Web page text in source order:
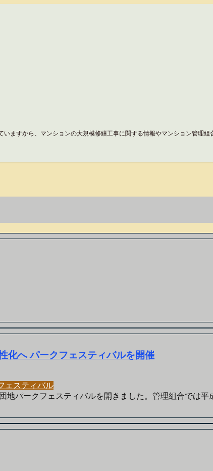
ますから、マンションの大規模修繕工事に関する情報やマンション管理
化へ パークフェスティバルを開催
ェスティバル
地パークフェスティバルを開きました。管理組合では